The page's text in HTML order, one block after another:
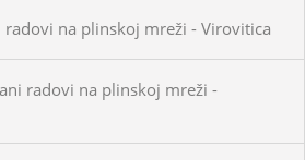
na plinskoj mreži - Virovitica
radovi na plinskoj mreži -